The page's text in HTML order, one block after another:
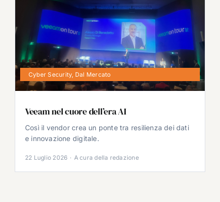
Cyber Security, Dal Mercato
Veeam nel cuore dell’era AI
Così il vendor crea un ponte tra resilienza dei dati
e innovazione digitale.
22 Luglio 2026 · A cura della redazione